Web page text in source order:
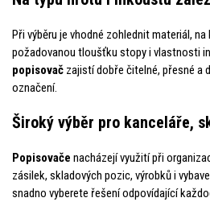
Při výběru je vhodné zohlednit materiál,
požadovanou tloušťku stopy i vlastnosti
popisovač zajistí dobře čitelné, přesné a
označení.
Široký výběr pro kanceláře,
Popisovače nacházejí využití při
zásilek, skladových pozic, výrobků i
snadno vyberete řešení odpovídající